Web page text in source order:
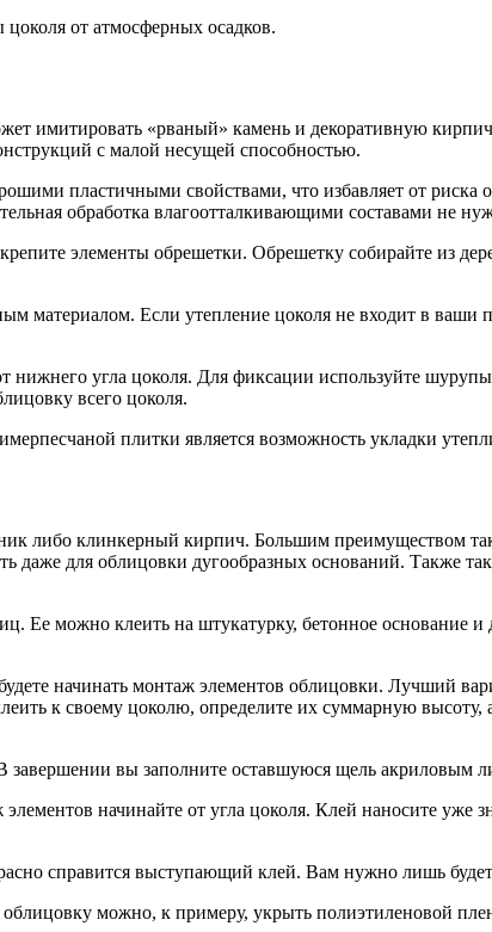
от атмосферных осадков.
имитировать «рваный» камень и декоративную
с малой несущей способностью.
пластичными свойствами, что избавляет от
обработка влагоотталкивающими составами не
элементы обрешетки. Обрешетку собирайте из
м материалом. Если утепление цоколя не входит в ваши
нижнего угла цоколя. Для фиксации используйте
всего цоколя.
плитки является возможность укладки
либо клинкерный кирпич. Большим преимуществом
даже для облицовки дугообразных оснований. Также
Ее можно клеить на штукатурку, бетонное основание
начинать монтаж элементов облицовки. Лучший
к своему цоколю, определите их суммарную
вы заполните оставшуюся щель акриловым
начинайте от угла цоколя. Клей наносите уже
справится выступающий клей. Вам нужно лишь
можно, к примеру, укрыть полиэтиленовой